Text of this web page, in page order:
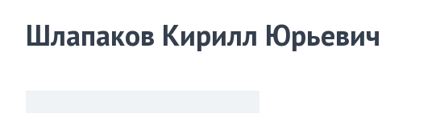
Шлапаков Кирилл Юрьевич